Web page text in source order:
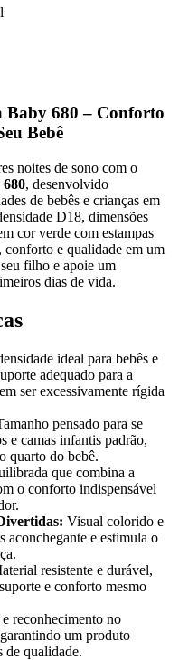
Baby 680 – Conforto
Bebê
noites de sono com o
, desenvolvido
de bebês e crianças em
D18, dimensões
cor verde com estampas
conforto e qualidade em um
filho e apoie um
dias de vida.
ideal para bebês e
adequado para a
ser excessivamente rígida
pensado para se
e camas infantis padrão,
quarto do bebê.
que combina a
o conforto indispensável
Visual colorido e
aconchegante e estimula o
resistente e durável,
e conforto mesmo
reconhecimento no
um produto
de qualidade.